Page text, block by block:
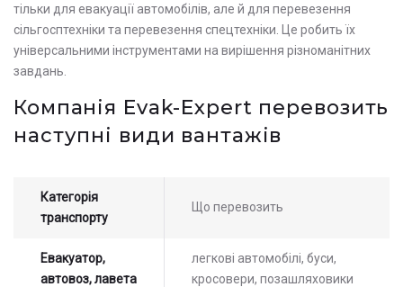
тільки для евакуації автомобілів, але й для перевезення
сільгосптехніки та перевезення спецтехніки. Це робить їх
універсальними інструментами на вирішення різноманітних
завдань.
Компанія Evak-Expert перевозить
наступні види вантажів
Категорія
транспорту
Що перевозить
Евакуатор,
автовоз, лавета
легкові автомобілі, буси,
кросовери, позашляховики